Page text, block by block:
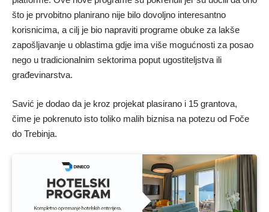
što je prvobitno planirano nije bilo dovoljno interesantno
korisnicima, a cilj je bio napraviti programe obuke za lakše
zapošljavanje u oblastima gdje ima više mogućnosti za posao
nego u tradicionalnim sektorima poput ugostiteljstva ili
građevinarstva.
Savić je dodao da je kroz projekat plasirano i 15 grantova,
čime je pokrenuto isto toliko malih biznisa na potezu od Foče
do Trebinja.